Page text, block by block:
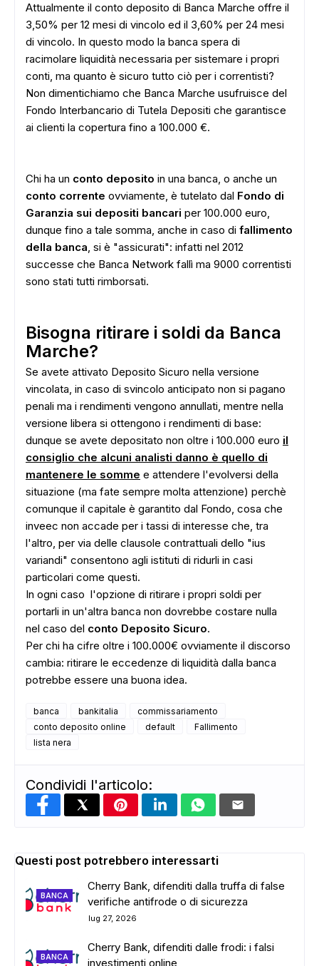
ADS
Attualmente il conto deposito di Banca Marche offre il
3,50% per 12 mesi di vincolo ed il 3,60% per 24 mesi
di vincolo. In questo modo la banca spera di
racimolare liquidità necessaria per sistemare i propri
conti, ma quanto è sicuro tutto ciò per i correntisti?
Non dimentichiamo che Banca Marche usufruisce del
Fondo Interbancario di Tutela Depositi che garantisce
ai clienti la copertura fino a 100.000 €.
Chi ha un conto deposito in una banca, o anche un
conto corrente ovviamente, è tutelato dal Fondo di
Garanzia sui depositi bancari per 100.000 euro,
dunque fino a tale somma, anche in caso di fallimento
della banca, si è "assicurati": infatti nel 2012
successe che Banca Network fallì ma 9000 correntisti
sono stati tutti rimborsati.
Bisogna ritirare i soldi da Banca
Marche?
Se avete attivato Deposito Sicuro nella versione
vincolata, in caso di svincolo anticipato non si pagano
penali ma i rendimenti vengono annullati, mentre nella
versione libera si ottengono i rendimenti di base:
dunque se avete depositato non oltre i 100.000 euro il
consiglio che alcuni analisti danno è quello di
mantenere le somme e attendere l'evolversi della
situazione (ma fate sempre molta attenzione) perchè
comunque il capitale è garantito dal Fondo, cosa che
inveec non accade per i tassi di interesse che, tra
l'altro, per via delle clausole contrattuali dello "ius
variandi" consentono agli istituti di ridurli in casi
particolari come questi.
In ogni caso l'opzione di ritirare i propri soldi per
portarli in un'altra banca non dovrebbe costare nulla
nel caso del conto Deposito Sicuro.
Per chi ha cifre oltre i 100.000€ ovviamente il discorso
cambia: ritirare le eccedenze di liquidità dalla banca
potrebbe essere una buona idea.
banca bankitalia
commissariamento
conto deposito online
default
Fallimento
lista nera
Condividi l'articolo:
Questi post potrebbero interessarti
BANCA
Cherry Bank, difenditi dalla truffa di false
verifiche antifrode o di sicurezza
lug 27, 2026
BANCA
Cherry Bank, difenditi dalle frodi: i falsi
investimenti online